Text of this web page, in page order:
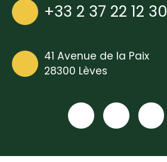
+33 2 37 22 12 30
41 Avenue de la Paix
28300 Lèves